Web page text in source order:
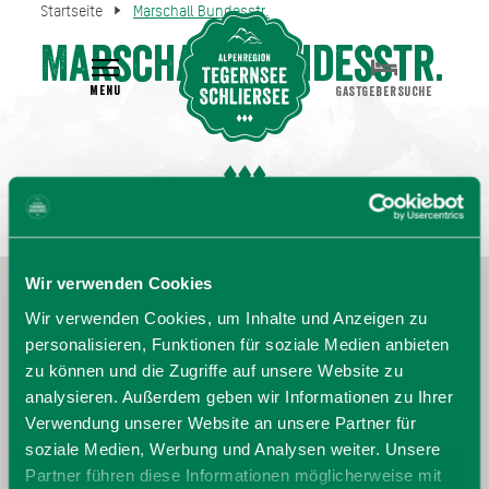
Wir verwenden Cookies
Wir verwenden Cookies, um Inhalte und Anzeigen zu
personalisieren, Funktionen für soziale Medien anbieten
zu können und die Zugriffe auf unsere Website zu
analysieren. Außerdem geben wir Informationen zu Ihrer
Verwendung unserer Website an unsere Partner für
soziale Medien, Werbung und Analysen weiter. Unsere
Partner führen diese Informationen möglicherweise mit
Startseite Marschall Bundesstr.
Marschall Bundesstr.
MENU GASTGEBERSUCHE